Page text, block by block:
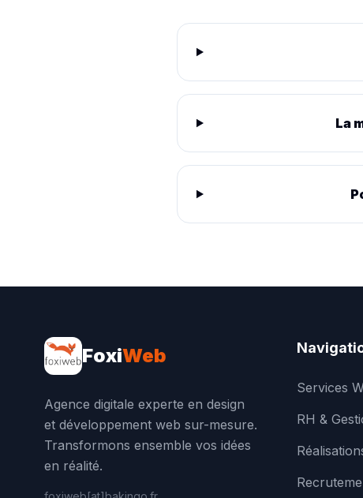
La
FoxiWeb
Agence digitale experte en design
et développement web sur-mesure.
Transformons ensemble vos idées
en réalité.
Services
RH &